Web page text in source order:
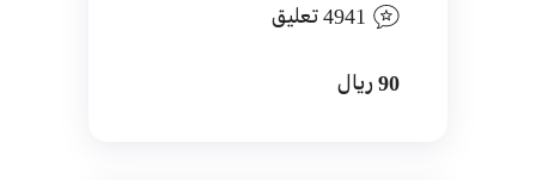
4941 تعليق
90 ريال